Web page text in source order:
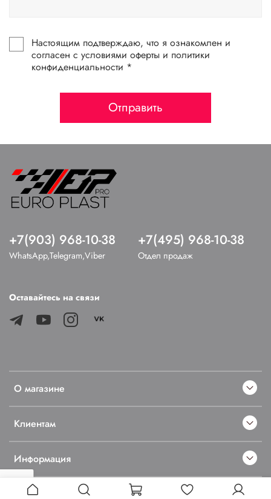
Настоящим подтверждаю, что я ознакомлен и
согласен с условиями оферты и политики
конфиденциальности *
Отправить
О магазине
Клиентам
Информация
+7(903) 968-10-38
WhatsApp,Telegram,Viber
+7(495) 968-10-38
Отдел продаж
Оставайтесь на связи